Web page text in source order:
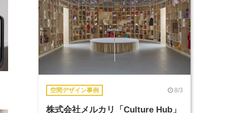
空間デザイン事例 8/3
株式会社メルカリ「Culture Hub」